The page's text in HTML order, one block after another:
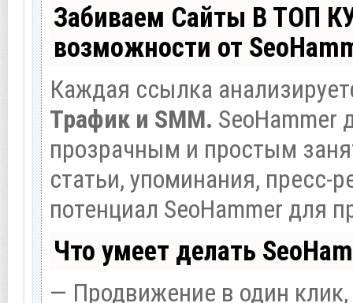
Забиваем Сайты В ТОП
возможности от
Каждая ссылка
Трафик и SMM. SeoHammer
прозрачным и простым
статьи, упоминания, пресс-
потенциал SeoHammer для
Что умеет делать
— Продвижение в один